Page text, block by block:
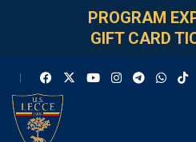
PROGRAM
GIFT CARD